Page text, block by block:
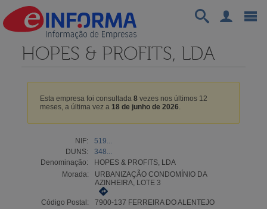
HOPES & PROFITS, LDA
Esta empresa foi consultada 8vezes nos últimos 12
meses, a última vez a 18 de junho de 2026.
NIF:
519...
DUNS:
348...
Denominação:
HOPES & PROFITS, LDA
Morada:
URBANIZAÇÃO CONDOMÍNIO DA
AZINHEIRA, LOTE 3
Código Postal: 7900-137 FERREIRA DO ALENTEJO